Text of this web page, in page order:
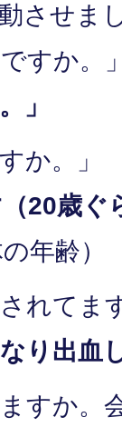
させま
すか。
」
か。」
（20歳
年齢）
れてま
り出血
すか。